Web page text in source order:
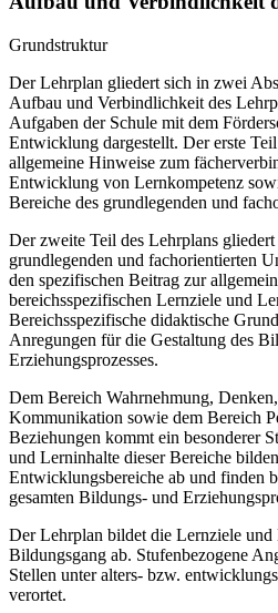
Grundstruktur
Der Lehrplan gliedert sich in zwei
Aufbau und Verbindlichkeit des
Aufgaben der Schule mit dem
Entwicklung dargestellt. Der erste
allgemeine Hinweise zum
Entwicklung von Lernkompetenz
Bereiche des grundlegenden und
Der zweite Teil des Lehrplans
grundlegenden und fachorientierten
den spezifischen Beitrag zur
bereichsspezifischen Lernziele und
Bereichsspezifische didaktische
Anregungen für die Gestaltung des
Erziehungsprozesses.
Dem Bereich Wahrnehmung,
Kommunikation sowie dem Bereich
Beziehungen kommt ein besonderer
und Lerninhalte dieser Bereiche
Entwicklungsbereiche ab und finden
gesamten Bildungs- und
Der Lehrplan bildet die Lernziele und
Bildungsgang ab. Stufenbezogene
Stellen unter alters- bzw.
verortet.